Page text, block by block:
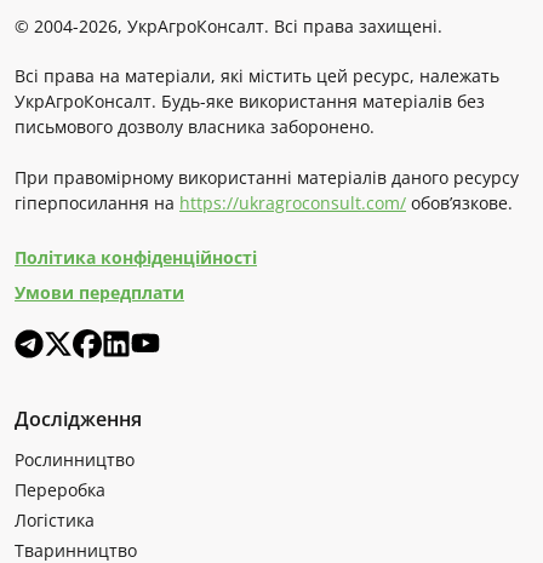
© 2004-2026, УкрАгроКонсалт. Всі права захищені.
Всі права на матеріали, які містить цей ресурс, належать
УкрАгроКонсалт. Будь-яке використання матеріалів без
письмового дозволу власника заборонено.
При правомірному використанні матеріалів даного ресурсу
гіперпосилання на https://ukragroconsult.com/ обов’язкове.
Політика конфіденційності
Умови передплати
Дослідження
Рослинництво
Переробка
Логістика
Тваринництво